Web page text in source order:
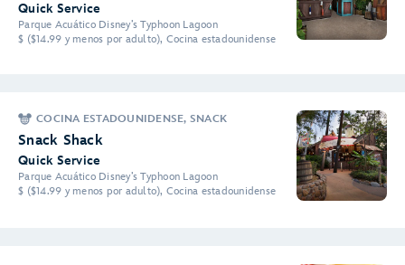
Quick Service
Parque Acuático Disney’s Typhoon Lagoon
$ ($14.99 y menos por adulto), Cocina estadounidense
COCINA ESTADOUNIDENSE, SNACK
Snack Shack
Quick Service
Parque Acuático Disney’s Typhoon Lagoon
$ ($14.99 y menos por adulto), Cocina estadounidense